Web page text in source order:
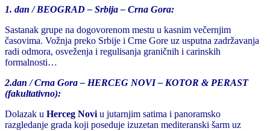
1. dan / BEOGRAD – Srbija – Crna Gora:
Sastanak grupe na dogovorenom mestu u kasnim večernjim
časovima. Vožnja preko Srbije i Crne Gore uz usputna zadržavanja
radi odmora, osveženja i regulisanja graničnih i carinskih
formalnosti…
2.dan / Crna Gora – HERCEG NOVI – KOTOR & PERAST
(fakultativno):
Dolazak u Herceg Novi u jutarnjim satima i panoramsko
razgledanje grada koji poseduje izuzetan mediteranski šarm uz